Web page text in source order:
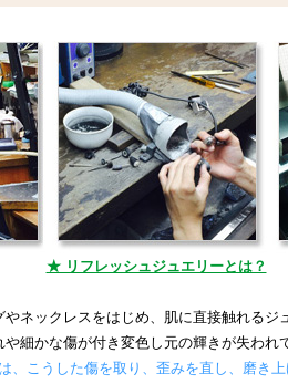
★ リフレッシュジュエリーとは？
やネックレスをはじめ、肌に直接触れるジ
や細かな傷が付き変色し元の輝きが失われ
、こうした傷を取り、歪みを直し、磨き